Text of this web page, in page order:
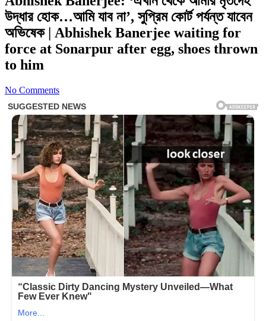
উদ্ধার হোক…আমি যাব না’, সুপ্রিম কোর্ট পর্যন্ত যাবেন
অভিষেক | Abhishek Banerjee waiting for
force at Sonarpur after egg, shoes thrown
to him
No Comments